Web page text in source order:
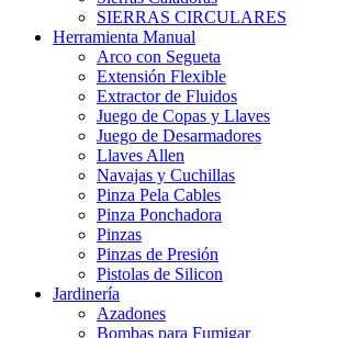
SIERRAS CIRCULARES
Herramienta Manual
Arco con Segueta
Extensión Flexible
Extractor de Fluidos
Juego de Copas y Llaves
Juego de Desarmadores
Llaves Allen
Navajas y Cuchillas
Pinza Pela Cables
Pinza Ponchadora
Pinzas
Pinzas de Presión
Pistolas de Silicon
Jardinería
Azadones
Bombas para Fumigar